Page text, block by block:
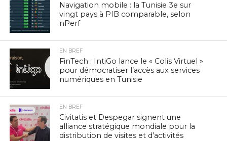
Navigation mobile : la Tunisie 3e sur
vingt pays à PIB comparable, selon
nPerf
EN BREF
FinTech : IntiGo lance le « Colis Virtuel »
pour démocratiser l’accès aux services
numériques en Tunisie
EN BREF
Civitatis et Despegar signent une
alliance stratégique mondiale pour la
distribution de visites et d’activités